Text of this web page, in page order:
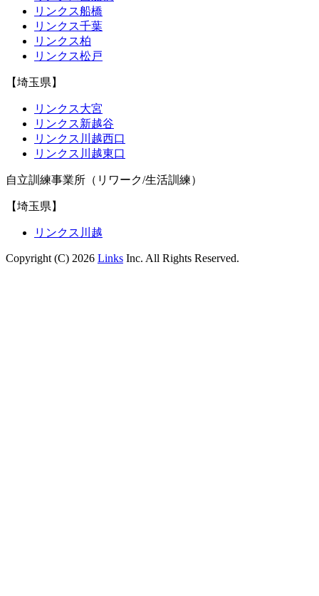
リンクス船橋
リンクス千葉
リンクス柏
リンクス松戸
【埼玉県】
リンクス大宮
リンクス新越谷
リンクス川越西口
リンクス川越東口
自立訓練事業所（リワーク/生活訓練）
【埼玉県】
リンクス川越
Copyright (C) 2026 Links Inc. All Rights Reserved.